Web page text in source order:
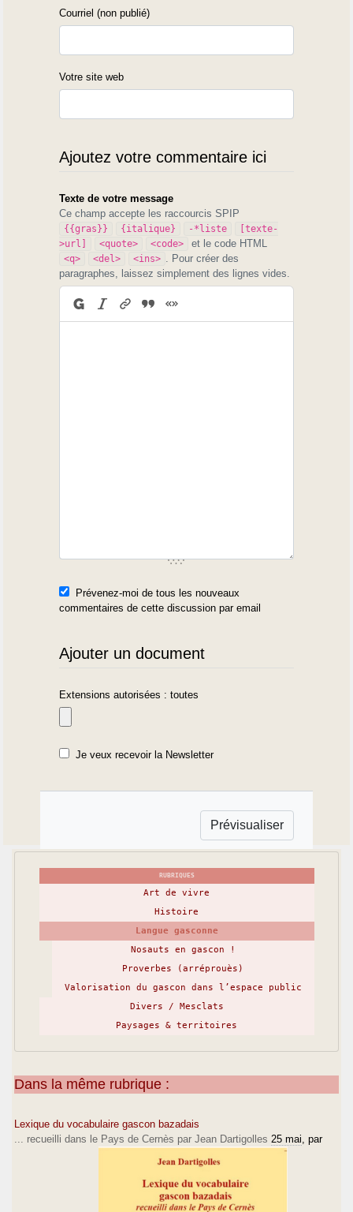
Courriel (non publié)
Votre site web
Ajoutez votre commentaire ici
Texte de votre message
Ce champ accepte les raccourcis SPIP
{{gras}} {italique} -*liste
[texte-
>url]
<quote> <code> et le code HTML
<q> <del> <ins>
. Pour créer des
paragraphes, laissez simplement des lignes vides.
Prévenez-moi de tous les nouveaux
commentaires de cette discussion par email
Ajouter un document
Extensions autorisées : toutes
Je veux recevoir la Newsletter
RUBRIQUES
Art de vivre
Histoire
Langue gasconne
Nosauts en gascon !
Proverbes (arréprouès)
Valorisation du gascon dans l’espace public
Divers / Mesclats
Paysages & territoires
Dans la même rubrique :
Lexique du vocabulaire gascon bazadais
... recueilli dans le Pays de Cernès par Jean Dartigolles 25 mai , par